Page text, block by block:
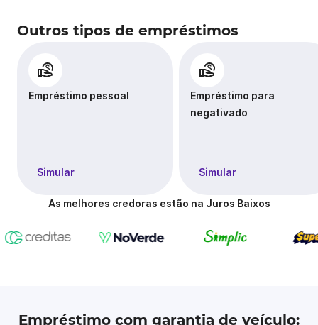
Outros tipos de empréstimos
Empréstimo pessoal
Simular
Empréstimo para
negativado
Simular
As melhores credoras estão na Juros Baixos
Empréstimo com garantia de veículo: